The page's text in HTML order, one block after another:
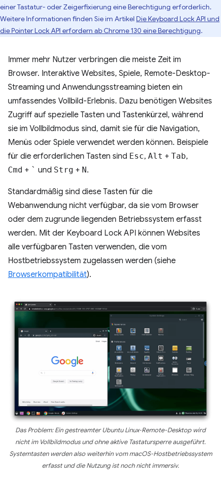
einer Tastatur- oder Zeigerfixierung eine Berechtigung erforderlich.
Weitere Informationen finden Sie im Artikel Die Keyboard Lock API und
die Pointer Lock API erfordern ab Chrome 130 eine Berechtigung.
Immer mehr Nutzer verbringen die meiste Zeit im
Browser. Interaktive Websites, Spiele, Remote-Desktop-
Streaming und Anwendungsstreaming bieten ein
umfassendes Vollbild-Erlebnis. Dazu benötigen Websites
Zugriff auf spezielle Tasten und Tastenkürzel, während
sie im Vollbildmodus sind, damit sie für die Navigation,
Menüs oder Spiele verwendet werden können. Beispiele
für die erforderlichen Tasten sind Esc, Alt + Tab,
Cmd + ` und Strg + N.
Standardmäßig sind diese Tasten für die
Webanwendung nicht verfügbar, da sie vom Browser
oder dem zugrunde liegenden Betriebssystem erfasst
werden. Mit der Keyboard Lock API können Websites
alle verfügbaren Tasten verwenden, die vom
Hostbetriebssystem zugelassen werden (siehe
Browserkompatibilität).
Das Problem: Ein gestreamter Ubuntu Linux-Remote-Desktop wird
nichtim Vollbildmodus undohneaktive Tastatursperre ausgeführt.
Systemtasten werden also weiterhin vom macOS-Hostbetriebssystem
erfasst und die Nutzung ist nochnichtimmersiv.